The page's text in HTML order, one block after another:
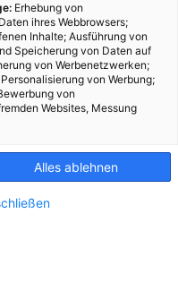
Erhebung von
ihres Webbrowsers;
Inhalte; Ausführung von
Speicherung von Daten auf
von Werbenetzwerken;
von Werbung;
von
Websites, Messung
Alles ablehnen